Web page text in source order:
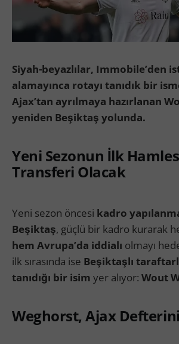
Siyah-beyazlılar, Immobile’den
alamayınca rotayı tanıdık bir
Ajax’tan ayrılmaya hazırlanan
yeniden Beşiktaş yolunda.
Yeni Sezonun İlk
Transferi Olacak
Yeni sezon öncesi kadro
Beşiktaş, güçlü bir kadro kurarak
hem Avrupa’da iddialı olmayı
ilk sırasında ise Beşiktaşlı
tanıdığı bir isim yer alıyor: Wout
Weghorst, Ajax